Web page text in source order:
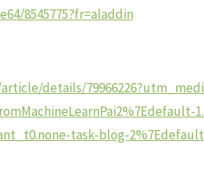
8545775?fr=aladdin
details/
task-blog-